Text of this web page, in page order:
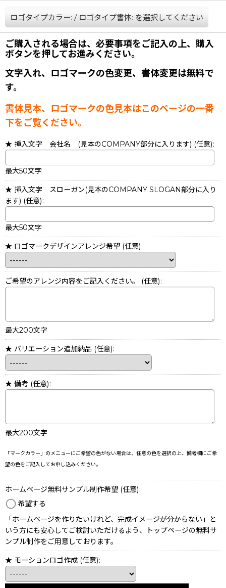
ロゴタイプカラー: / ロゴタイプ書体: を選択してください
ご購入される場合は、必要事項をご記入の上、購入
ボタンを押してお進みください。
文字入れ、ロゴマークの色変更、書体変更は無料で
す。
書体見本、ロゴマークの色見本はこのページの一番
下をご覧ください。
★ 挿入文字 会社名 (見本のCOMPANY部分に入ります) (任意):
最大50文字
★ 挿入文字 スローガン(見本のCOMPANY SLOGAN部分に入り
ます) (任意):
最大50文字
★ ロゴマークデザインアレンジ希望 (任意):
ご希望のアレンジ内容をご記入ください。 (任意):
最大200文字
★ バリエーション追加納品 (任意):
★ 備考 (任意):
最大200文字
「マークカラー」のメニューにご希望の色がない場合は、任意の色を選択の上、備考欄にご希
望の色をご記入してお申し込みください。
ホームページ無料サンプル制作希望 (任意):
希望する
「ホームページを作りたいけれど、完成イメージが分からない」と
いう方にも安心してご検討いただけるよう、トップページの無料サ
ンプル制作をご用意しております。
★ モーションロゴ作成 (任意):